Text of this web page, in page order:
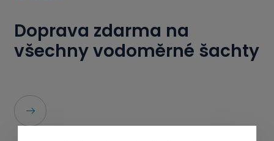
Doprava zdarma na
všechny vodoměrné šachty